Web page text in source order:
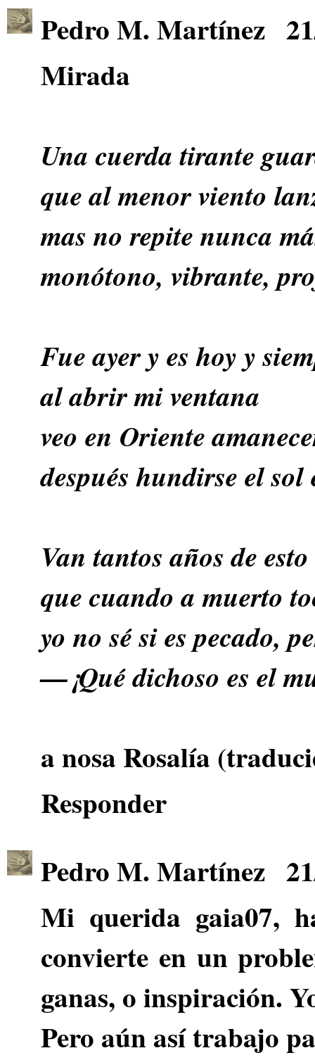
Pedro M. Martínez
Mirada
Una cuerda tirante
que al menor viento
mas no repite nunca
monótono, vibrante,
Fue ayer y es hoy y
al abrir mi ventana
veo en Oriente
después hundirse el
Van tantos años de esto
que cuando a muerto
yo no sé si es pecado,
—¡Qué dichoso es el
a nosa Rosalía
Responder
Pedro M. Martínez
Mi querida gaia07,
convierte en un
ganas, o inspiración.
Pero aún así trabajo